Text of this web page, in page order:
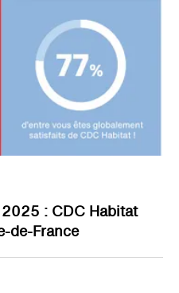
: CDC Habitat
de-France